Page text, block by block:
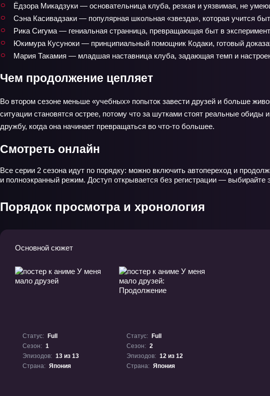
Ёдзора Микадзуки — основательница клуба, резкая и уязвимая, не
Сэна Касивадзаки — популярная школьная «звезда», которая учится
Рика Сигума — гениальная странница, превращающая быт в
Юкимура Кусуноки — принципиальный помощник Кодаки, готовый
Мария Такамия — младшая наставница клуба, задающая темп и
Чем продолжение цепляет
Во втором сезоне меньше «учебных» попыток завести друзей и больше
ситуации становятся острее, потому что за шутками стоят реальные
дружбу, когда она начинает превращаться во что‑то большее.
Смотреть онлайн
Все серии 2 сезона идут по порядку: можно включить автопереход и
и полноэкранный режим. Доступ открывается без регистрации —
Порядок просмотра и хронология
Основной сюжет
Статус:
Full
Сезон: 1
Эпизодов: 13 из 13
Страна: Япония
Статус:
Full
Сезон: 2
Эпизодов: 12 из 12
Страна: Япония